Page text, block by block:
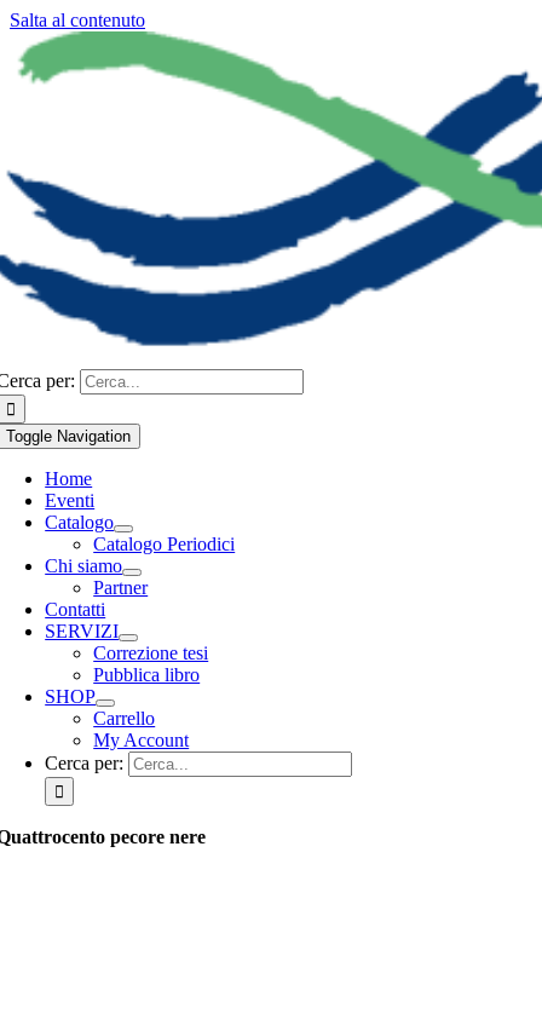
Salta al contenuto
per:
Toggle Navigation
Home
Eventi
Catalogo
Catalogo Periodici
Chi siamo
Partner
Contatti
SERVIZI
Correzione tesi
Pubblica libro
SHOP
Carrello
My Account
Cerca per:
pecore nere